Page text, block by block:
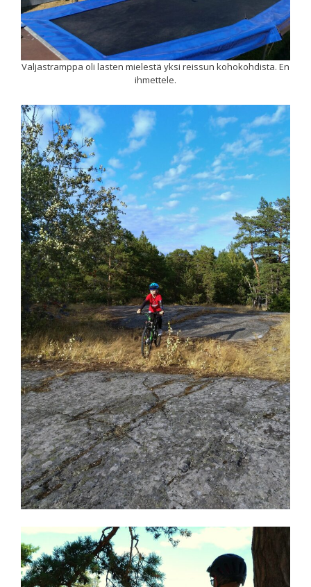
Valjastramppa oli lasten mielestä yksi reissun kohokohdista. En
ihmettele.